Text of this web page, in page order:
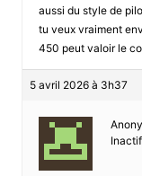
aussi du style de
tu veux vraiment
450 peut valoir le
5 avril 2026 à 3h37
Inactif